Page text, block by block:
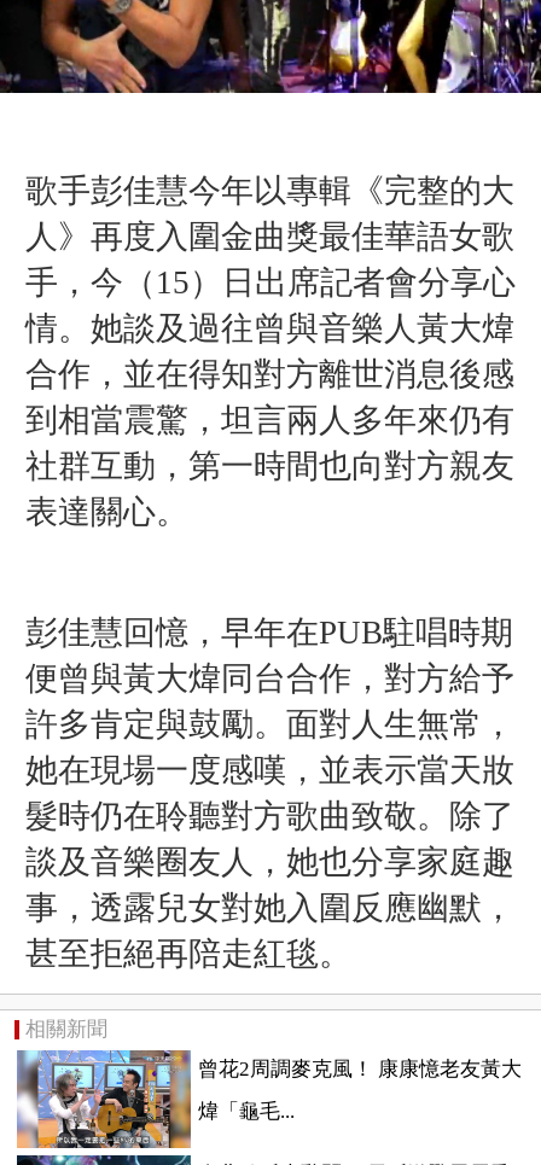
歌手彭佳慧今年以專輯《完整的大
人》再度入圍金曲獎最佳華語女歌
手，今（15）日出席記者會分享心
情。她談及過往曾與音樂人黃大煒
合作，並在得知對方離世消息後感
到相當震驚，坦言兩人多年來仍有
社群互動，第一時間也向對方親友
表達關心。
彭佳慧回憶，早年在PUB駐唱時期
便曾與黃大煒同台合作，對方給予
許多肯定與鼓勵。面對人生無常，
她在現場一度感嘆，並表示當天妝
髮時仍在聆聽對方歌曲致敬。除了
談及音樂圈友人，她也分享家庭趣
事，透露兒女對她入圍反應幽默，
甚至拒絕再陪走紅毯。
相關新聞
曾花2周調麥克風！ 康康憶老友黃大
煒「龜毛...